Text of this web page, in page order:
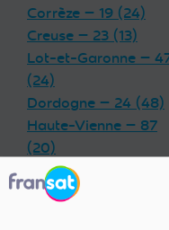
Corrèze — 19 (24)
Creuse — 23 (13)
Lot-et-Garonne —
(24)
Dordogne — 24 (48)
Haute-Vienne — 87
(20)
Charente — 16 (32)
Landes — 40 (33)